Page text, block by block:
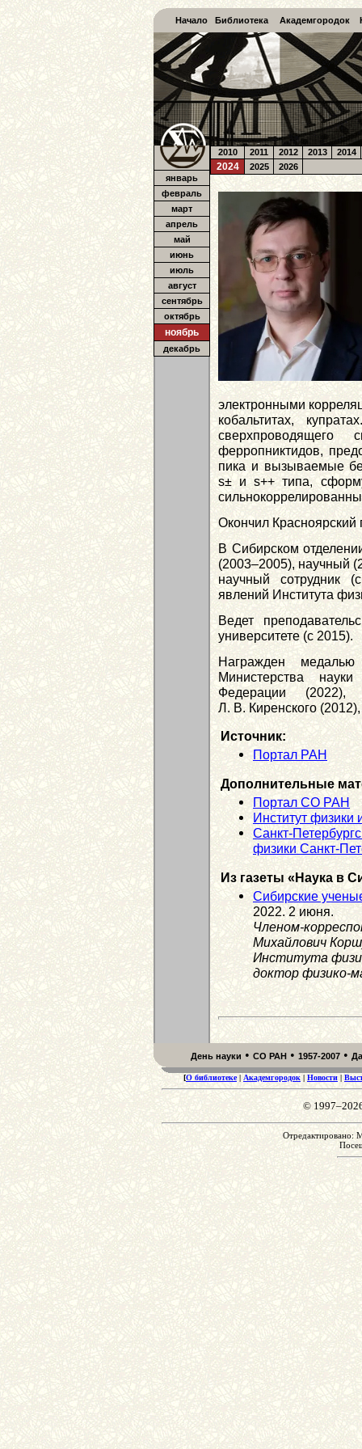
Начало Библиотека Академгородок
январь
февраль
март
апрель
май
июнь
июль
август
сентябрь
октябрь
ноябрь
декабрь
2010 2011 2012 2013 2014
2024 2025 2026
электронными
кобальтитах,
сверхпроводящего
ферропниктидов,
пика и вызываемые
s± и s++ типа,
Окончил Красноярский
В Сибирском
(2003–2005), научный
научный сотрудник
явлений Института
Ведет
университете (с 2015).
Награжден
Министерства
Федерации
Л. В. Киренского
Источник:
Портал РАН
Дополнительные
Портал СО РАН
Институт
Санкт-
физики Санкт-
Из газеты «Наука в
Сибирские
2022. 2 июня.
Членом-
Михайлович
Института
доктор физико-
День науки • СО РАН • 1957-2007 •
[О библиотеке| Академгородок| Новости |
©
Отредактировано: